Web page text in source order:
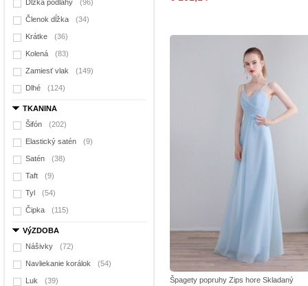
Dĺžka podlahy (96)
Členok dĺžka (34)
Krátke (36)
Kolená (83)
Zamiesť vlak (149)
Dlhé (124)
TKANINA
Šifón
(202)
Elastický satén (9)
Satén (38)
Taft (9)
Tyl (54)
Čipka (115)
VýZDOBA
Nášivky
(72)
Navliekanie korálok (54)
Luk (39)
Špagety popruhy Zips hore Skladaný